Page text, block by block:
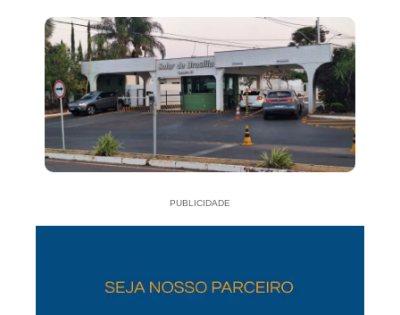
PUBLICIDADE